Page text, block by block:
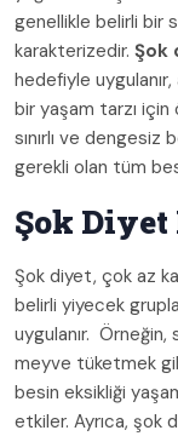
genellikle belirli bir
karakterizedir. Şok
hedefiyle
bir yaşam tarzı
sınırlı ve
gerekli olan tüm
Şok Diyet
Şok diyet, çok az
belirli yiyecek
uygulanır.
meyve tüketmek
besin eksikliği
etkiler. Ayrıca, şok